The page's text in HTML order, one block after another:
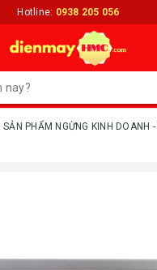
Hotline: 0938 205 056
ㅤSẢN PHẨM NGỪNG KINH DOANH